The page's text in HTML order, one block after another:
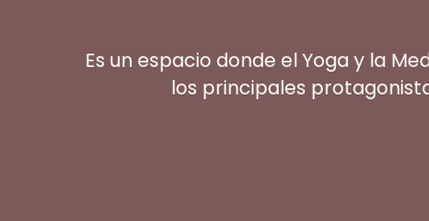
Es un espacio donde el Yoga y la
los principales